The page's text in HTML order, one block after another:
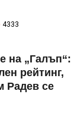
4333
на „Галъп“:
рейтинг,
Радев се